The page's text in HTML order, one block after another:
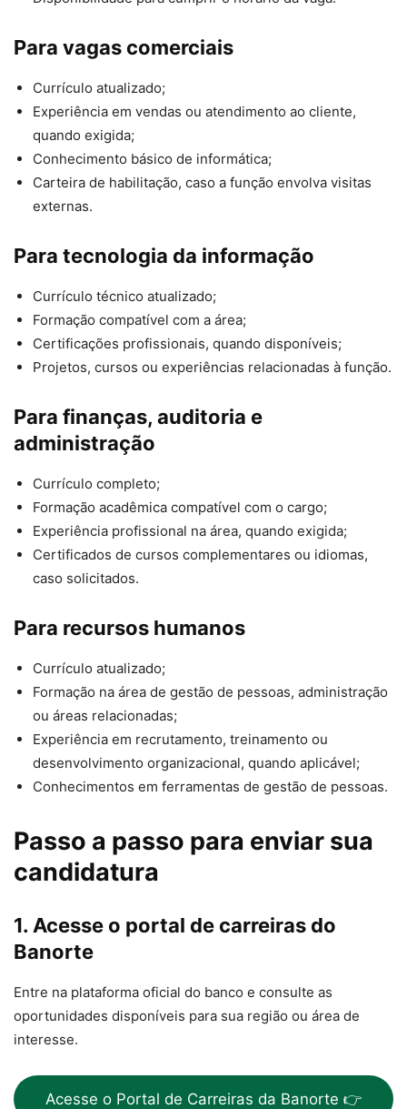
Para vagas comerciais
Currículo atualizado;
Experiência em vendas ou atendimento ao cliente,
quando exigida;
Conhecimento básico de informática;
Carteira de habilitação, caso a função envolva visitas
externas.
Para tecnologia da informação
Currículo técnico atualizado;
Formação compatível com a área;
Certificações profissionais, quando disponíveis;
Projetos, cursos ou experiências relacionadas à função.
Para finanças, auditoria e
administração
Currículo completo;
Formação acadêmica compatível com o cargo;
Experiência profissional na área, quando exigida;
Certificados de cursos complementares ou idiomas,
caso solicitados.
Para recursos humanos
Currículo atualizado;
Formação na área de gestão de pessoas, administração
ou áreas relacionadas;
Experiência em recrutamento, treinamento ou
desenvolvimento organizacional, quando aplicável;
Conhecimentos em ferramentas de gestão de pessoas.
Passo a passo para enviar sua
candidatura
1. Acesse o portal de carreiras do
Banorte
Entre na plataforma oficial do banco e consulte as
oportunidades disponíveis para sua região ou área de
interesse.
Acesse o Portal de Carreiras da Banorte 👉